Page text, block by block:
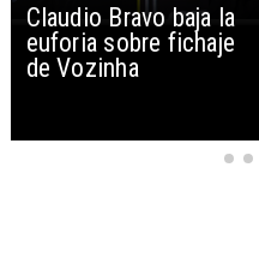
Claudio Bravo baja la
euforia sobre fichaje
de Vozinha